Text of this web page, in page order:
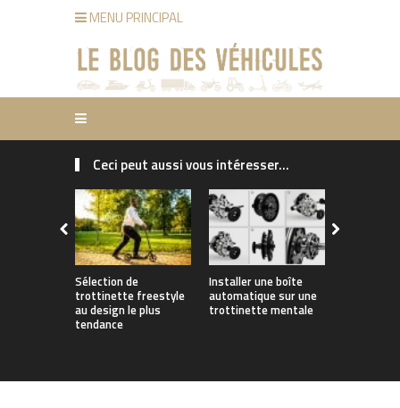
MENU PRINCIPAL
Ceci peut aussi vous intéresser...
Sélection de
trottinette freestyle
au design le plus
tendance
Installer une boîte
automatique sur une
trottinette mentale